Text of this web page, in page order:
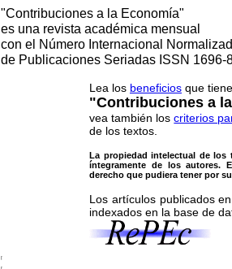
"Contribuciones a la Economía"
es una revista académica mensual
con el Número Internacional
de Publicaciones Seriadas ISSN 1696-
Lea los beneficios que
"Contribuciones a
vea también loscriterios
de los textos.
La propiedad intelectual de los
íntegramente de los autores.
derecho que pudiera tener por
Los artículos publicados
indexados en la base de